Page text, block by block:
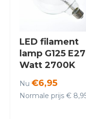
LED filament
lamp G125
Watt 2700K
Nu €6,95
Normale prijs €